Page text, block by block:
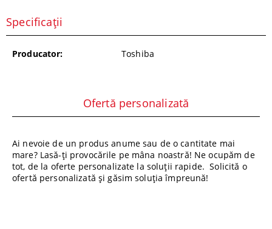
Specificații
Producator: Toshiba
Ofertă personalizată
Ai nevoie de un produs anume sau de o cantitate mai
mare? Lasă-ți provocările pe mâna noastră! Ne ocupăm de
tot, de la oferte personalizate la soluții rapide. Solicită o
ofertă personalizată și găsim soluția împreună!